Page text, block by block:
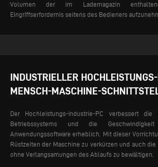
Volumen der im Lademagazin
Eingriffserfordernis seitens des Bedieners
INDUSTRIELLER
MENSCH-MASCHINE-
Der Hochleistungs-Industrie-PC verbessert die
Betriebssystems und die
Anwendungssoftware erheblich. Mit dieser
Rüstzeiten der Maschine zu verkürzen und auch
ohne Verlangsamungen des Ablaufs zu bewältigen.